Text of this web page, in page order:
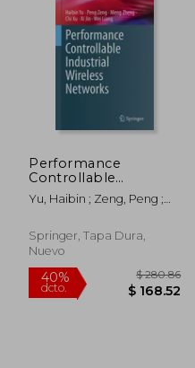
$ 280.86
Performance
Controllable
Industrial Wireless
Networks (en Inglés)
Yu, Haibin ; Zeng, Peng ;
Springer, Tapa Dura,
Nuevo